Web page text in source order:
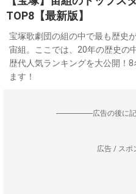
TOP8【最新版】
宝塚歌劇団の組の中で最も歴史
宙組。ここでは、20年の歴史の
歴代人気ランキングを大公開！
ます！
--------------------広告の後に
広告 / スポ